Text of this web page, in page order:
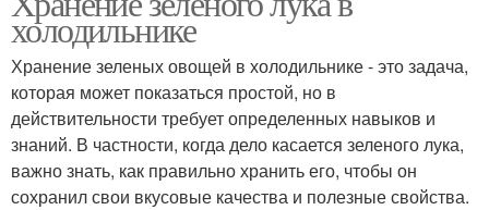
холодильнике
Хранение зеленых овощей в холодильнике - это задача,
которая может показаться простой, но в
действительности требует определенных навыков и
знаний. В частности, когда дело касается зеленого лука,
важно знать, как правильно хранить его, чтобы он
сохранил свои вкусовые качества и полезные свойства.